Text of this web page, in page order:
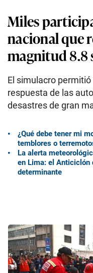
Miles
nacional que
magnitud 8.8
El simulacro
respuesta de las
desastres de gran
¿Qué debe tener mi
temblores o
La alerta
en Lima: el Anticiclón
determinante